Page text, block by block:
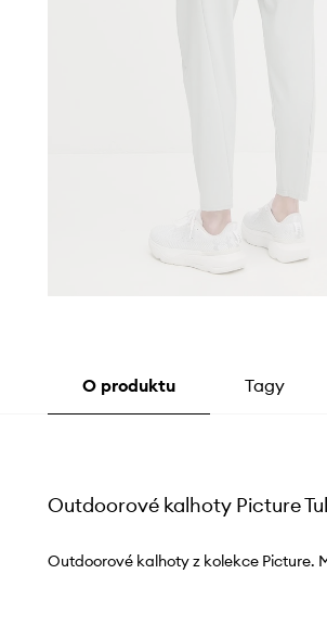
O produktu Tagy
Outdoorové kalhoty Picture
Outdoorové kalhoty z kolekce Picture.